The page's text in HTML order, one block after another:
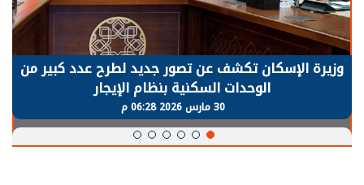
وزيرة الإسكان تكشف عن تصور جديد لطرح عدد كبير من
الوحدات السكنية بنظام الإيجار